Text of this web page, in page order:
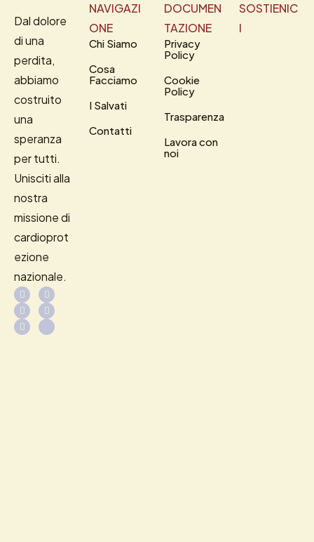
Dal dolore
di una
perdita,
abbiamo
costruito
una
speranza
per tutti.
Unisciti alla
nostra
missione di
cardioprot
ezione
nazionale.
NAVIGAZI
ONE
Chi Siamo
Cosa
Facciamo
I Salvati
Contatti
DOCUMEN
TAZIONE
Privacy
Policy
Cookie
Policy
Trasparenza
Lavora con
noi
SOSTIENIC
I